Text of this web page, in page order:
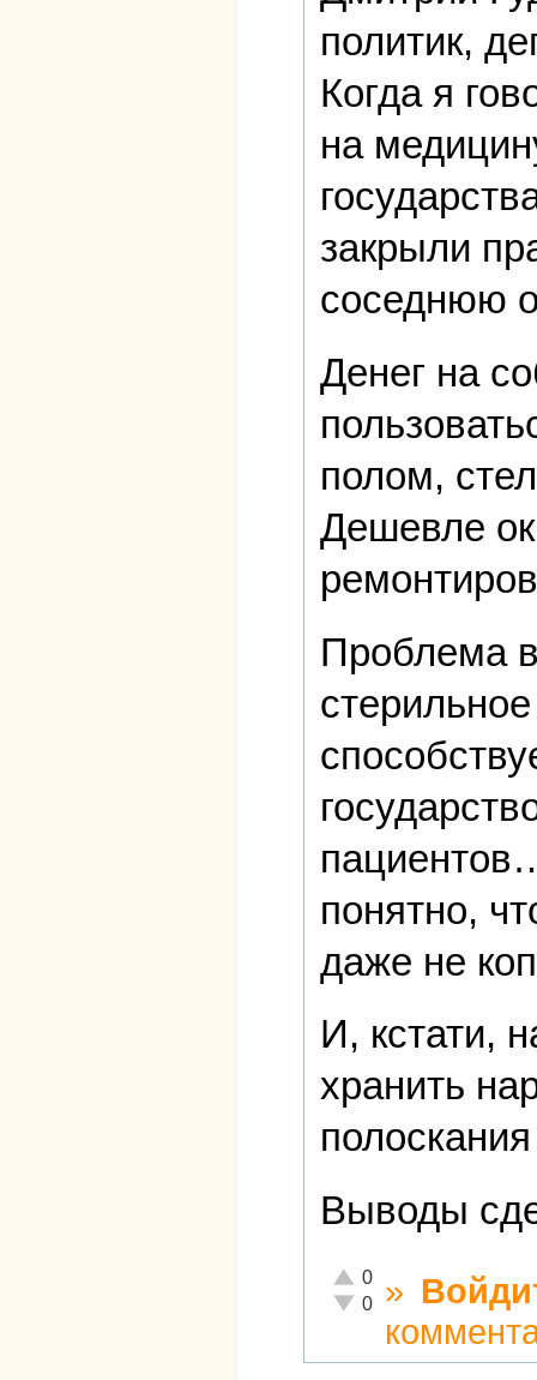
политик,
Когда я
на
закрыли
соседнюю
Денег на
полом,
Дешевле
Проблема
понятно,
даже не
И, кстати,
хранить
Выводы
Отлично!
0
Неадекватно!
0 »